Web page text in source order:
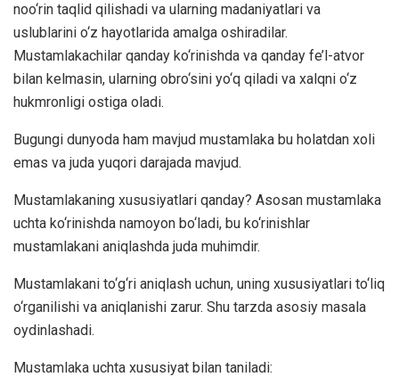
noo‘rin taqlid qilishadi va ularning madaniyatlari va
uslublarini o‘z hayotlarida amalga oshiradilar.
Mustamlakachilar qanday ko‘rinishda va qanday fe’l-atvor
bilan kelmasin, ularning obro‘sini yo‘q qiladi va xalqni o‘z
hukmronligi ostiga oladi.
Bugungi dunyoda ham mavjud mustamlaka bu holatdan xoli
emas va juda yuqori darajada mavjud.
Mustamlakaning xususiyatlari qanday? Asosan mustamlaka
uchta ko‘rinishda namoyon bo‘ladi, bu ko‘rinishlar
mustamlakani aniqlashda juda muhimdir.
Mustamlakani to‘g‘ri aniqlash uchun, uning xususiyatlari to‘liq
o‘rganilishi va aniqlanishi zarur. Shu tarzda asosiy masala
oydinlashadi.
Mustamlaka uchta xususiyat bilan taniladi: